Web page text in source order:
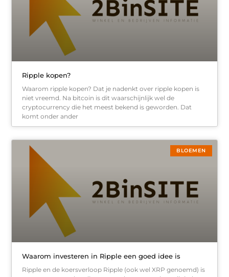
Ripple kopen?
Waarom ripple kopen? Dat je nadenkt over ripple kopen is
niet vreemd. Na bitcoin is dit waarschijnlijk wel de
cryptocurrency die het meest bekend is geworden. Dat
komt onder ander
BLOEMEN
Waarom investeren in Ripple een goed idee is
Ripple en de koersverloop Ripple (ook wel XRP genoemd) is